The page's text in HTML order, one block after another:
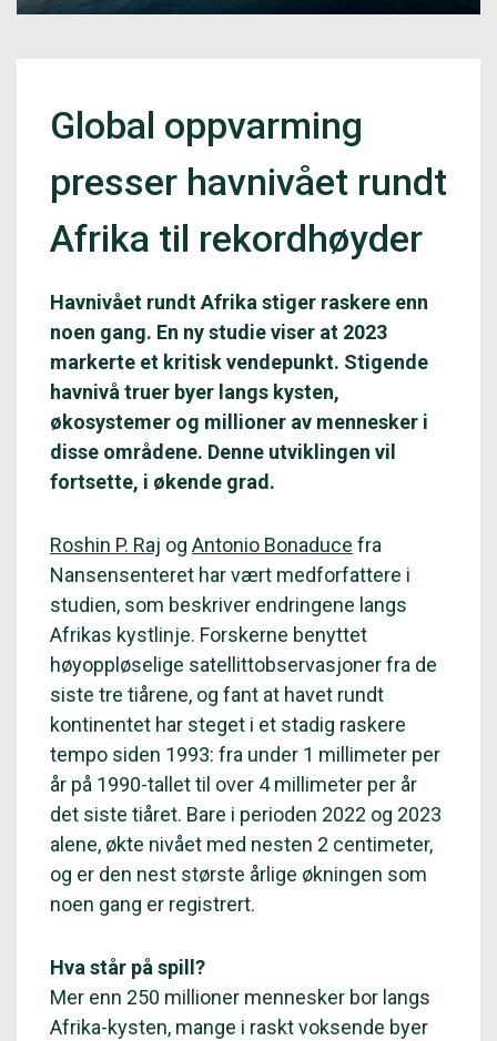
Global oppvarming
presser havnivået rundt
Afrika til rekordhøyder
Havnivået rundt Afrika stiger raskere enn
noen gang. En ny studie viser at 2023
markerte et kritisk vendepunkt. Stigende
havnivå truer byer langs kysten,
økosystemer og millioner av mennesker i
disse områdene. Denne utviklingen vil
fortsette, i økende grad.
Roshin P. Raj og Antonio Bonaduce fra
Nansensenteret har vært medforfattere i
studien, som beskriver endringene langs
Afrikas kystlinje. Forskerne benyttet
høyoppløselige satellittobservasjoner fra de
siste tre tiårene, og fant at havet rundt
kontinentet har steget i et stadig raskere
tempo siden 1993: fra under 1 millimeter per
år på 1990-tallet til over 4 millimeter per år
det siste tiåret. Bare i perioden 2022 og 2023
alene, økte nivået med nesten 2 centimeter,
og er den nest største årlige økningen som
noen gang er registrert.
Hva står på spill?
Mer enn 250 millioner mennesker bor langs
Afrika-kysten, mange i raskt voksende byer